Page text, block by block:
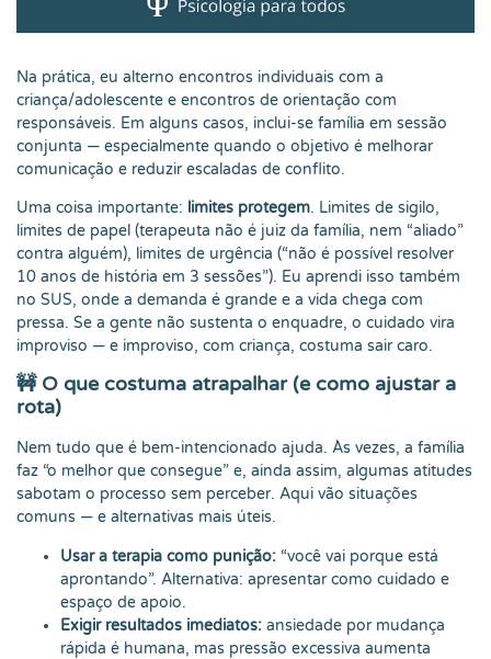
Na prática, eu alterno encontros individuais com a
criança/adolescente e encontros de orientação com
responsáveis. Em alguns casos, inclui-se família em sessão
conjunta — especialmente quando o objetivo é melhorar
comunicação e reduzir escaladas de conflito.
Uma coisa importante: limites protegem. Limites de sigilo,
limites de papel (terapeuta não é juiz da família, nem “aliado”
contra alguém), limites de urgência (“não é possível resolver
10 anos de história em 3 sessões”). Eu aprendi isso também
no SUS, onde a demanda é grande e a vida chega com
pressa. Se a gente não sustenta o enquadre, o cuidado vira
improviso — e improviso, com criança, costuma sair caro.
🚧 O que costuma atrapalhar (e como ajustar a
rota)
Nem tudo que é bem-intencionado ajuda. Às vezes, a família
faz “o melhor que consegue” e, ainda assim, algumas atitudes
sabotam o processo sem perceber. Aqui vão situações
comuns — e alternativas mais úteis.
Usar a terapia como punição: “você vai porque está
aprontando”. Alternativa: apresentar como cuidado e
espaço de apoio.
Exigir resultados imediatos: ansiedade por mudança
rápida é humana, mas pressão excessiva aumenta